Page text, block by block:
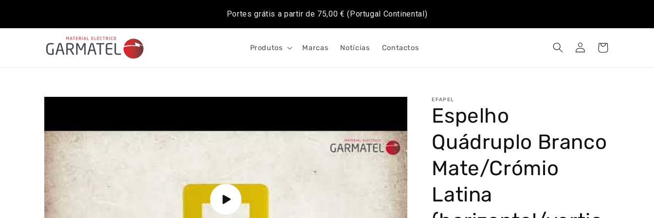
Portes grátis a partir de 75,00 € (Portugal Continental)
Produtos Marcas Notícias Contactos
Iniciar
sessão
Carrinho
Saltar para
Reproduzir
EFAPEL
Espelho
Quádruplo Branco
Mate/Crómio
Latina